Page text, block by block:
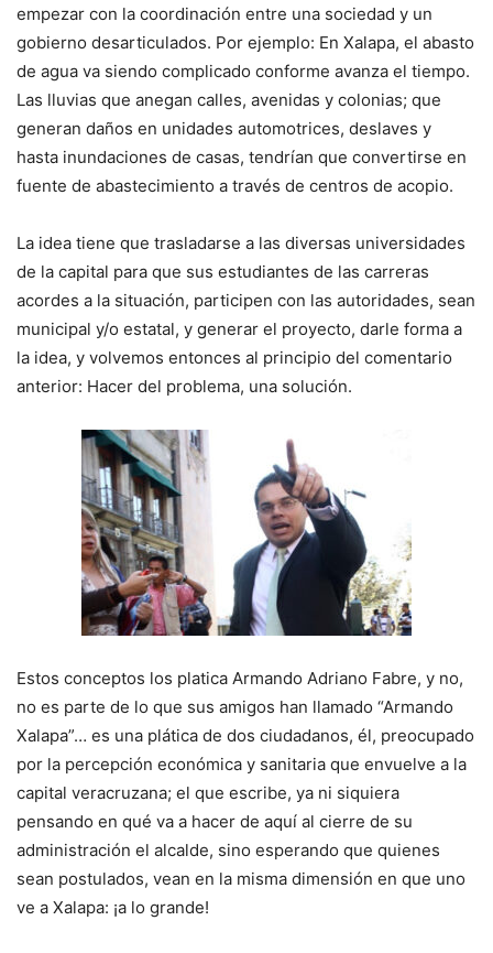
empezar con la coordinación entre una sociedad y un
gobierno desarticulados. Por ejemplo: En Xalapa, el abasto
de agua va siendo complicado conforme avanza el tiempo.
Las lluvias que anegan calles, avenidas y colonias; que
generan daños en unidades automotrices, deslaves y
hasta inundaciones de casas, tendrían que convertirse en
fuente de abastecimiento a través de centros de acopio.
La idea tiene que trasladarse a las diversas universidades
de la capital para que sus estudiantes de las carreras
acordes a la situación, participen con las autoridades, sean
municipal y/o estatal, y generar el proyecto, darle forma a
la idea, y volvemos entonces al principio del comentario
anterior: Hacer del problema, una solución.
Estos conceptos los platica Armando Adriano Fabre, y no,
no es parte de lo que sus amigos han llamado “Armando
Xalapa”… es una plática de dos ciudadanos, él, preocupado
por la percepción económica y sanitaria que envuelve a la
capital veracruzana; el que escribe, ya ni siquiera
pensando en qué va a hacer de aquí al cierre de su
administración el alcalde, sino esperando que quienes
sean postulados, vean en la misma dimensión en que uno
ve a Xalapa: ¡a lo grande!